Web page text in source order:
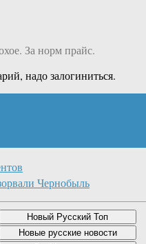
За норм прайс.
надо залогиниться.
Чернобыль